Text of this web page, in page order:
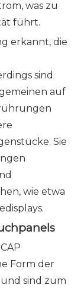
was zu
führt.
erkannt, die
sind
auf
Sie
wie etwa
Form der
sind zum